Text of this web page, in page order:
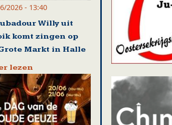
2026 - 13:40
Willy uit
komt zingen op
Markt in Halle
lezen